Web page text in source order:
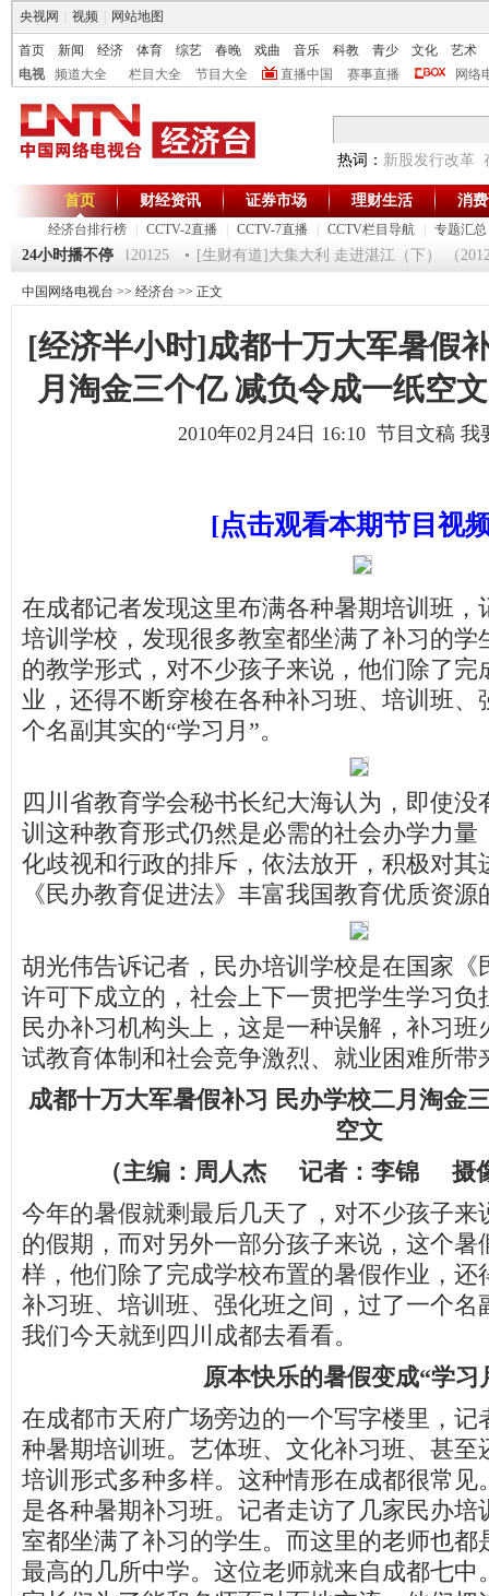
央视网 视频 网站地图
首页 新闻 经济 体育 综艺 春晚 戏曲 音乐 科教 青少 文化
艺术
电视
频道大全 栏目大全 节目大全 直播中国 赛事直播 网络
热词： 新股发行改革
首页
经济台排行榜 CCTV-2直播 CCTV-7直播 CCTV栏目导航 专题汇总
财经资讯 证券市场 理财生活 消
24小时播不停
第一时间》 20120125 [生财有道]大集大利 走进湛江（下） （
中国网络电视台 >> 经济台 >> 正文
[经济半小时]成都十万大军暑假
月淘金三个亿 减负令成一纸空
2010年02月24日 16:10 节目文稿 我
[点击观看本期节目视
在成都记者发现这里布满各种暑期培训班，
培训学校，发现很多教室都坐满了补习的学
的教学形式，对不少孩子来说，他们除了完
业，还得不断穿梭在各种补习班、培训班、
个名副其实的“学习月”。
四川省教育学会秘书长纪大海认为，即使
训这种教育形式仍然是必需的社会办学力量
化歧视和行政的排斥，依法放开，积极对其
《民办教育促进法》丰富我国教育优质资源
胡光伟告诉记者，民办培训学校是在国家《
许可下成立的，社会上下一贯把学生学习负
民办补习机构头上，这是一种误解，补习班
试教育体制和社会竞争激烈、就业困难所带
成都十万大军暑假补习 民办学校二月淘金
空文
（主编：周人杰 记者：李锦 摄
今年的暑假就剩最后几天了，对不少孩子来
的假期，而对另外一部分孩子来说，这个暑
样，他们除了完成学校布置的暑假作业，还
补习班、培训班、强化班之间，过了一个名
我们今天就到四川成都去看看。
原本快乐的暑假变成“学习
在成都市天府广场旁边的一个写字楼里，记
种暑期培训班。艺体班、文化补习班、甚至
培训形式多种多样。这种情形在成都很常见
是各种暑期补习班。记者走访了几家民办培
室都坐满了补习的学生。而这里的老师也都
最高的几所中学。这位老师就来自成都七中